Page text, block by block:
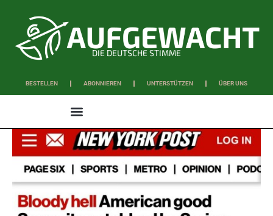
DIE DEUTSCHE STIMME
BESTELLEN ABONNIEREN UNTERSTÜTZEN ÜBER UNS